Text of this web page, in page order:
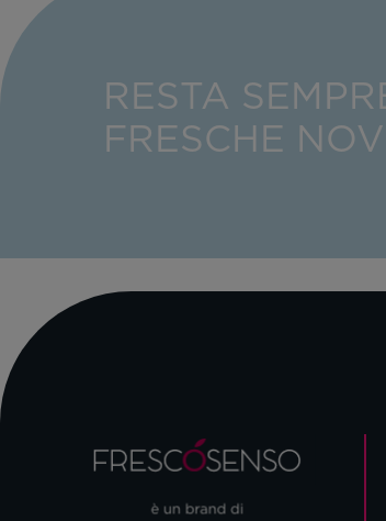
RESTA
FRESCHE